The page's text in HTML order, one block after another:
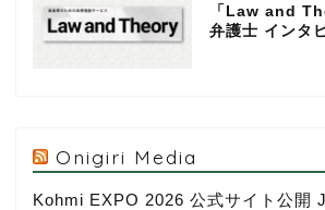
「Law and
弁護士 インタ
Onigiri Media
Kohmi EXPO 2026 公式サイト公開